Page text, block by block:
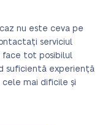
nu este ceva pe
serviciul
face tot posibilul
suficientă experiență
cele mai dificile și